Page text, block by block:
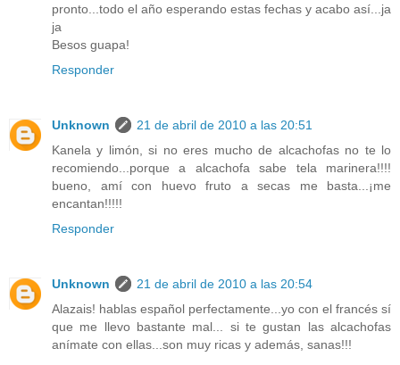
pronto...todo el año esperando estas fechas y acabo así...ja
ja
Besos guapa!
Responder
Unknown
21 de abril de 2010 a las 20:51
Kanela y limón, si no eres mucho de alcachofas no te lo
recomiendo...porque a alcachofa sabe tela marinera!!!!
bueno, amí con huevo fruto a secas me basta...¡me
encantan!!!!!
Responder
Unknown
21 de abril de 2010 a las 20:54
Alazais! hablas español perfectamente...yo con el francés sí
que me llevo bastante mal... si te gustan las alcachofas
anímate con ellas...son muy ricas y además, sanas!!!